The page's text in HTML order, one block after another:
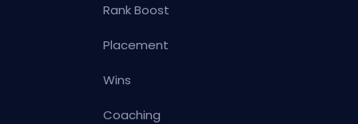
Rank Boost
Placement
Wins
Coaching